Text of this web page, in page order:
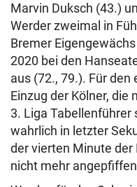
Marvin Duksch (43.)
Werder zweimal in
Bremer
2020 bei den
aus (72., 79.). Für
Einzug der Kölner, die
3. Liga Tabellenführer
wahrlich in letzter
der vierten Minute der
nicht mehr